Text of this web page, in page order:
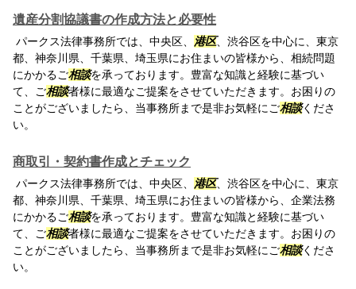
遺産分割協議書の作成方法と必要性
パークス法律事務所では、中央区、 港区、渋谷区を中心に、東京
都、神奈川県、千葉県、埼玉県にお住まいの皆様から、相続問題
にかかるご相談を承っております。豊富な知識と経験に基づい
て、ご相談者様に最適なご提案をさせていただきます。お困りの
ことがございましたら、当事務所まで是非お気軽にご相談くださ
い。
商取引・契約書作成とチェック
パークス法律事務所では、中央区、 港区、渋谷区を中心に、東京
都、神奈川県、千葉県、埼玉県にお住まいの皆様から、企業法務
にかかるご相談を承っております。豊富な知識と経験に基づい
て、ご相談者様に最適なご提案をさせていただきます。お困りの
ことがございましたら、当事務所まで是非お気軽にご相談くださ
い。